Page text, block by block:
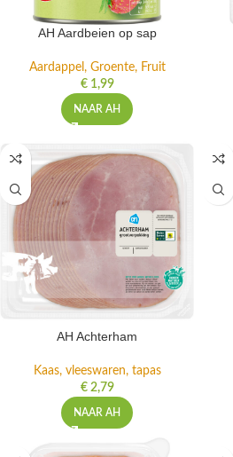
AH Aardbeien op sap
Aardappel, Groente, Fruit
€1,99
NAAR AH
AH Achterham
Kaas, vleeswaren, tapas
€2,79
NAAR AH